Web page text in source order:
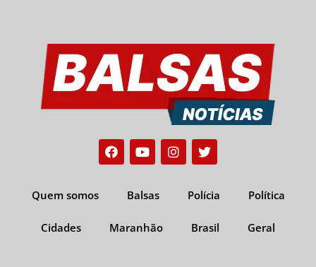
Facebook
YoutubeInstagram
Twitter
Quem somos Balsas Polícia Política
Cidades Maranhão Brasil Geral